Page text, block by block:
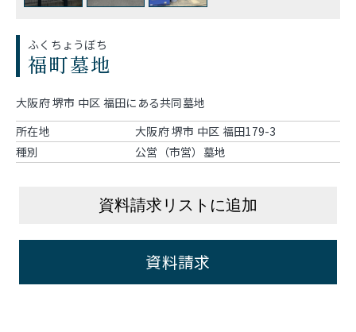
ふくちょうぼち
福町墓地
大阪府 堺市 中区 福田にある共同墓地
所在地
大阪府 堺市 中区 福田179-3
種別
公営（市営）墓地
資料請求リストに追加
資料請求